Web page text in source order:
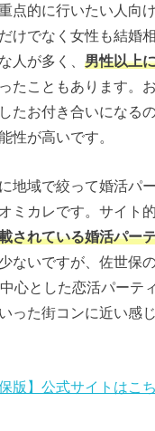
点的に行いたい人向
けでなく女性も結婚
人が多く、男性以上
たこともあります。
たお付き合いになる
性が高いです。
地域で絞って婚活パ
ミカレです。サイト
されている婚活パー
ないですが、佐世保
心とした恋活パーテ
った街コンに近い感
版】公式サイトはこ